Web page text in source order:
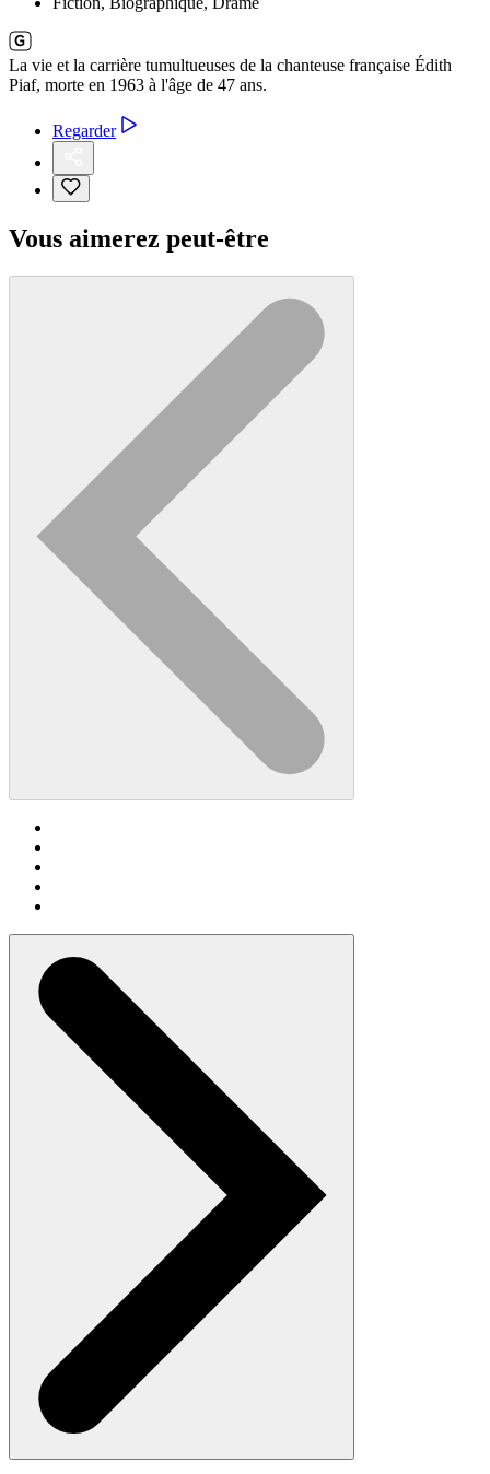
La vie et la carrière tumultueuses de la chanteuse française Édith
Piaf, morte en 1963 à l'âge de 47 ans.
Regarder
Vous aimerez peut-être